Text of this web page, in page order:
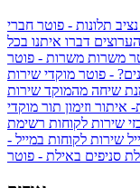
נציב תלונות - פוטר חברי
דברו איתנו בכל
משרות משרות - פוטר
- פוטר מוקדי שירות
שיחה מהמוקד שירות
איתור וזימון תור מוקדי
שירות לקוחות רשימת
שירות לקוחות במייל -
סניפים באילת - פוטר